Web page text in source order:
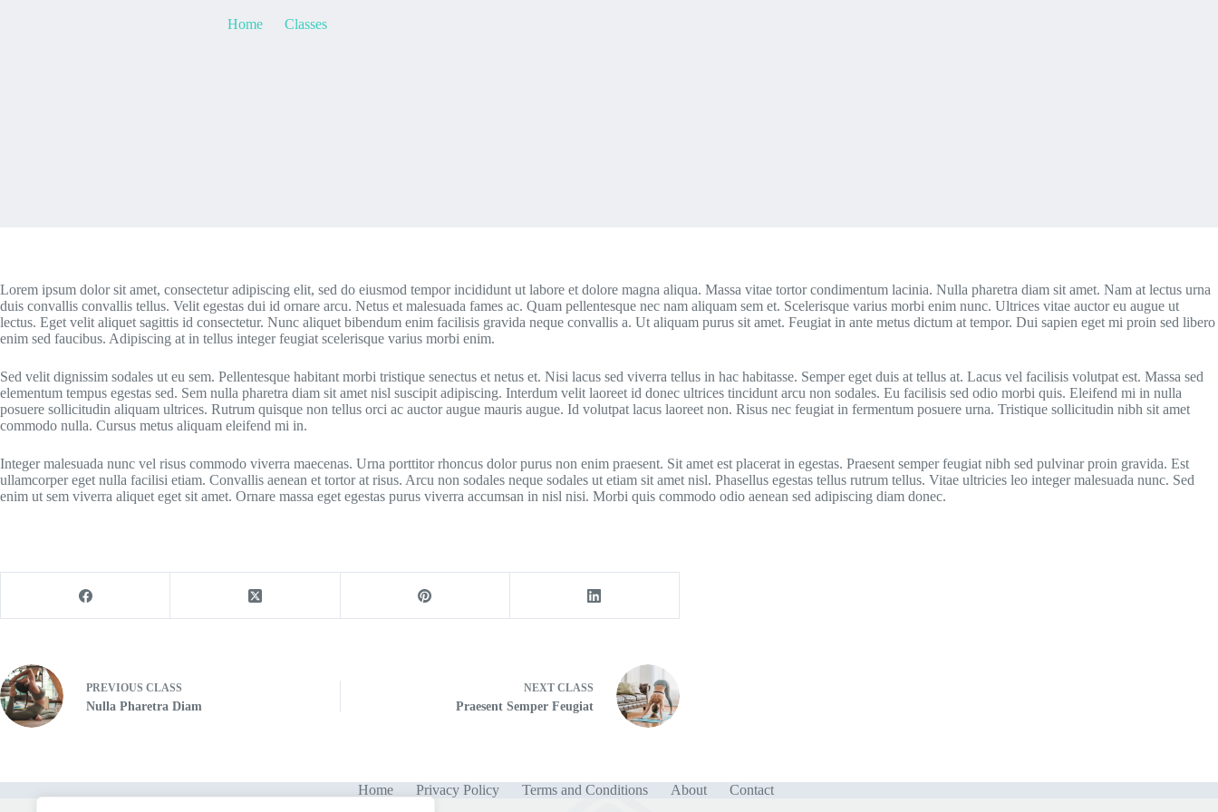
Home Classes
Lorem ipsum dolor sit amet, consectetur adipiscing elit, sed do eiusmod tempor incididunt ut labore et dolore magna aliqua. Massa vitae tortor condimentum lacinia. Nulla pharetra diam sit amet. Nam at lectus urna
duis convallis convallis tellus. Velit egestas dui id ornare arcu. Netus et malesuada fames ac. Quam pellentesque nec nam aliquam sem et. Scelerisque varius morbi enim nunc. Ultrices vitae auctor eu augue ut
lectus. Eget velit aliquet sagittis id consectetur. Nunc aliquet bibendum enim facilisis gravida neque convallis a. Ut aliquam purus sit amet. Feugiat in ante metus dictum at tempor. Dui sapien eget mi proin sed libero
enim sed faucibus. Adipiscing at in tellus integer feugiat scelerisque varius morbi enim.
Sed velit dignissim sodales ut eu sem. Pellentesque habitant morbi tristique senectus et netus et. Nisi lacus sed viverra tellus in hac habitasse. Semper eget duis at tellus at. Lacus vel facilisis volutpat est. Massa sed
elementum tempus egestas sed. Sem nulla pharetra diam sit amet nisl suscipit adipiscing. Interdum velit laoreet id donec ultrices tincidunt arcu non sodales. Eu facilisis sed odio morbi quis. Eleifend mi in nulla
posuere sollicitudin aliquam ultrices. Rutrum quisque non tellus orci ac auctor augue mauris augue. Id volutpat lacus laoreet non. Risus nec feugiat in fermentum posuere urna. Tristique sollicitudin nibh sit amet
commodo nulla. Cursus metus aliquam eleifend mi in.
Integer malesuada nunc vel risus commodo viverra maecenas. Urna porttitor rhoncus dolor purus non enim praesent. Sit amet est placerat in egestas. Praesent semper feugiat nibh sed pulvinar proin gravida. Est
ullamcorper eget nulla facilisi etiam. Convallis aenean et tortor at risus. Arcu non sodales neque sodales ut etiam sit amet nisl. Phasellus egestas tellus rutrum tellus. Vitae ultricies leo integer malesuada nunc. Sed
enim ut sem viverra aliquet eget sit amet. Ornare massa eget egestas purus viverra accumsan in nisl nisi. Morbi quis commodo odio aenean sed adipiscing diam donec.
PREVIOUS CLASS
Nulla Pharetra Diam
NEXT CLASS
Praesent Semper Feugiat
Home Privacy Policy Terms and Conditions About Contact